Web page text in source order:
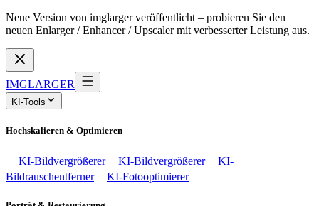
Neue Version von imglarger veröffentlicht – probieren Sie den
neuen Enlarger / Enhancer / Upscaler mit verbesserter Leistung aus.
IMGLARGER
KI-Tools
Hochskalieren & Optimieren
KI-Bildvergrößerer KI-Bildvergrößerer
KI-
Bildrauschentferner
KI-Fotooptimierer